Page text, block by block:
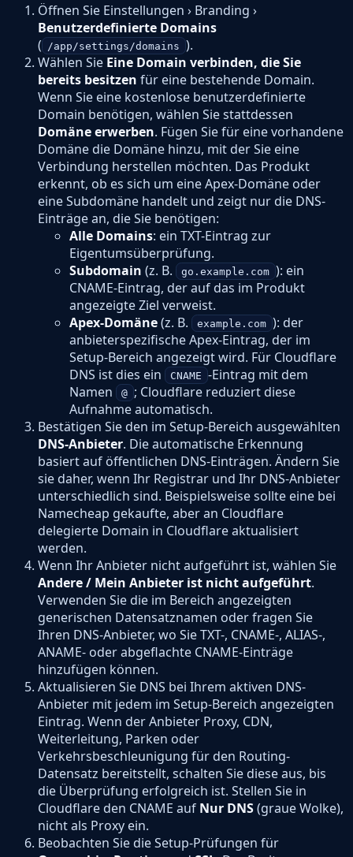
Öffnen Sie Einstellungen › Branding ›
Benutzerdefinierte Domains
(
/app/settings/domains ).
Wählen Sie Eine Domain verbinden, die Sie
bereits besitzen für eine bestehende Domain.
Wenn Sie eine kostenlose benutzerdefinierte
Domain benötigen, wählen Sie stattdessen
Domäne erwerben. Fügen Sie für eine vorhandene
Domäne die Domäne hinzu, mit der Sie eine
Verbindung herstellen möchten. Das Produkt
erkennt, ob es sich um eine Apex-Domäne oder
eine Subdomäne handelt und zeigt nur die DNS-
Einträge an, die Sie benötigen:
Alle Domains: ein TXT-Eintrag zur
Eigentumsüberprüfung.
Subdomain (z. B. go.example.com ): ein
CNAME-Eintrag, der auf das im Produkt
angezeigte Ziel verweist.
Apex-Domäne(z. B. example.com ): der
anbieterspezifische Apex-Eintrag, der im
Setup-Bereich angezeigt wird. Für Cloudflare
DNS ist dies ein
CNAME -Eintrag mit dem
Namen
@ ; Cloudflare reduziert diese
Aufnahme automatisch.
Bestätigen Sie den im Setup-Bereich ausgewählten
DNS-Anbieter. Die automatische Erkennung
basiert auf öffentlichen DNS-Einträgen. Ändern Sie
sie daher, wenn Ihr Registrar und Ihr DNS-Anbieter
unterschiedlich sind. Beispielsweise sollte eine bei
Namecheap gekaufte, aber an Cloudflare
delegierte Domain in Cloudflare aktualisiert
werden.
Wenn Ihr Anbieter nicht aufgeführt ist, wählen Sie
Andere / Mein Anbieter ist nicht aufgeführt.
Verwenden Sie die im Bereich angezeigten
generischen Datensatznamen oder fragen Sie
Ihren DNS-Anbieter, wo Sie TXT-, CNAME-, ALIAS-,
ANAME- oder abgeflachte CNAME-Einträge
hinzufügen können.
Aktualisieren Sie DNS bei Ihrem aktiven DNS-
Anbieter mit jedem im Setup-Bereich angezeigten
Eintrag. Wenn der Anbieter Proxy, CDN,
Weiterleitung, Parken oder
Verkehrsbeschleunigung für den Routing-
Datensatz bereitstellt, schalten Sie diese aus, bis
die Überprüfung erfolgreich ist. Stellen Sie in
Cloudflare den CNAME auf Nur DNS(graue Wolke),
nicht als Proxy ein.
Beobachten Sie die Setup-Prüfungen für